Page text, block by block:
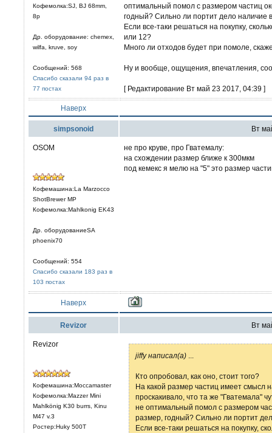
Кофемолка:SJ, BJ 68mm,
8р
Др. оборудование: chemex,
wilfa, kruve, soy
Сообщений: 568
Спасибо сказали 94 раз в
77 постах
оптимальный помол с размером частиц
годный? Сильно ли портит дело наличие
Если все-таки решаться на покупку,
или 12?
Много ли отходов будет при помоле,
Ну и вообще, ощущения, впечатления,
[ Редактирование Вт май 23 2017, 04:39 ]
Наверх
simpsonoid Вт
OSOM
Кофемашина:La Marzocco
ShotBrewer MP
Кофемолка:Mahlkonig EK43
Др. оборудованиеSA
phoenix70
Сообщений: 554
Спасибо сказали 183 раз в
103 постах
не про круве, про Гватемалу:
на схождении размер ближе к 300мкм
под кемекс я мелю на "5" это размер
Наверх
Revizor Вт
Revizor
Кофемашина:Moccamaster
Кофемолка:Mazzer Mini
Mahlkönig K30 burrs, Kinu
M47 v.3
Ростер:Huky 500T
jiffy написал(а)
Кто опробовал, как оно, стоит того?
На какой размер частиц имеет смысл
проскакивало, что та же "Гватемала"
не оптимальный помол с размером
размер, годный? Сильно ли портит
Если все-таки решаться на покупку,